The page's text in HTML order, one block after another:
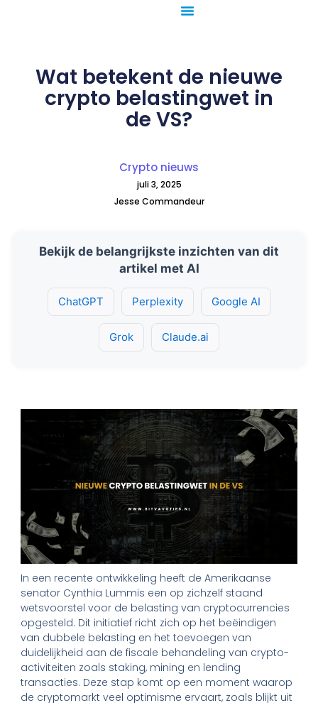
Wat betekent de nieuwe
crypto belastingwet in
de VS?
Crypto nieuws
juli 3, 2025
Jesse Commandeur
Bekijk de belangrijkste inzichten van dit
artikel met AI
ChatGPT Perplexity Google AI
Grok Claude.ai
In een recente ontwikkeling heeft de Amerikaanse
senator Cynthia Lummis een op zichzelf staand
wetsvoorstel voor de belasting van cryptocurrencies
opgesteld. Dit initiatief richt zich op het beëindigen
van dubbele belasting en het toevoegen van
duidelijkheid aan de fiscale behandeling van crypto-
activiteiten zoals staking, mining en lending
transacties. Deze stap komt op een moment waarop
de cryptomarkt veel optimisme ervaart, zoals blijkt uit